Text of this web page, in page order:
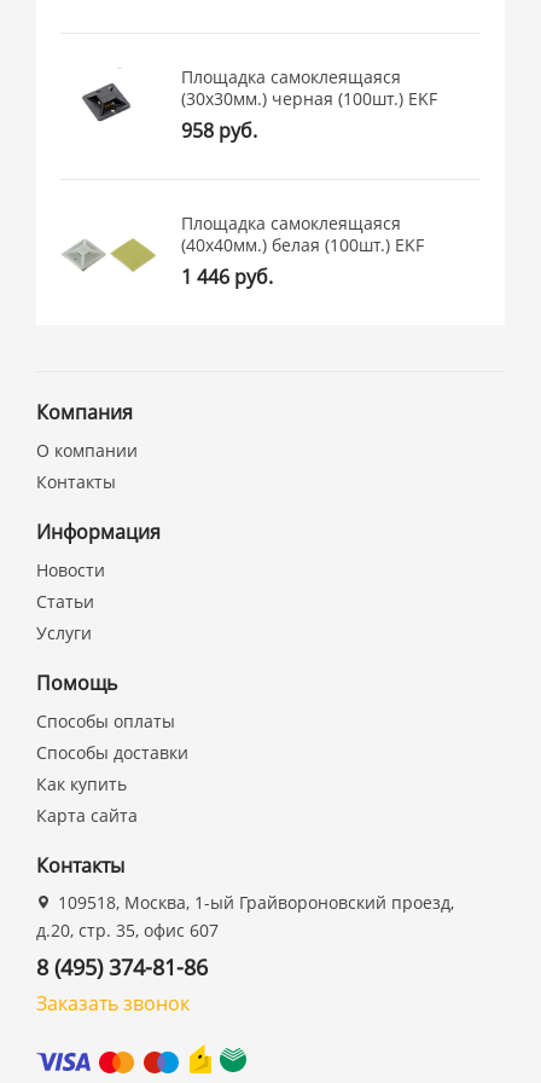
Площадка самоклеящаяся
(30х30мм.) черная (100шт.) EKF
958 руб.
Площадка самоклеящаяся
(40х40мм.) белая (100шт.) EKF
1 446 руб.
Компания
О компании
Контакты
Информация
Новости
Статьи
Услуги
Помощь
Способы оплаты
Способы доставки
Как купить
Карта сайта
Контакты
109518, Москва, 1-ый Грайвороновский проезд,
д.20, стр. 35, офис 607
8 (495) 374-81-86
Заказать звонок